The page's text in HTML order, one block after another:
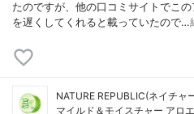
たのですが、他の口コミサイトでこ
を遅くしてくれると載っていたので…
NATURE REPUBLIC(ネイチャ
マイルド＆モイスチャー アロ